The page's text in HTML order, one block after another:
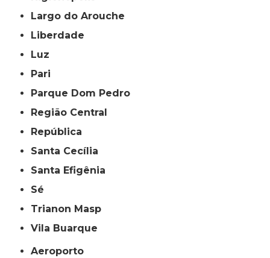
Largo do Arouche
Liberdade
Luz
Pari
Parque Dom Pedro
Região Central
República
Santa Cecília
Santa Efigênia
Sé
Trianon Masp
Vila Buarque
Aeroporto